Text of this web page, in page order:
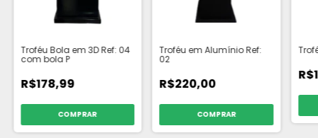
Troféu Bola em 3D Ref: 04
com bola P
R$178,99
COMPRAR
Troféu em Alumínio Ref:
02
R$220,00
COMPRAR